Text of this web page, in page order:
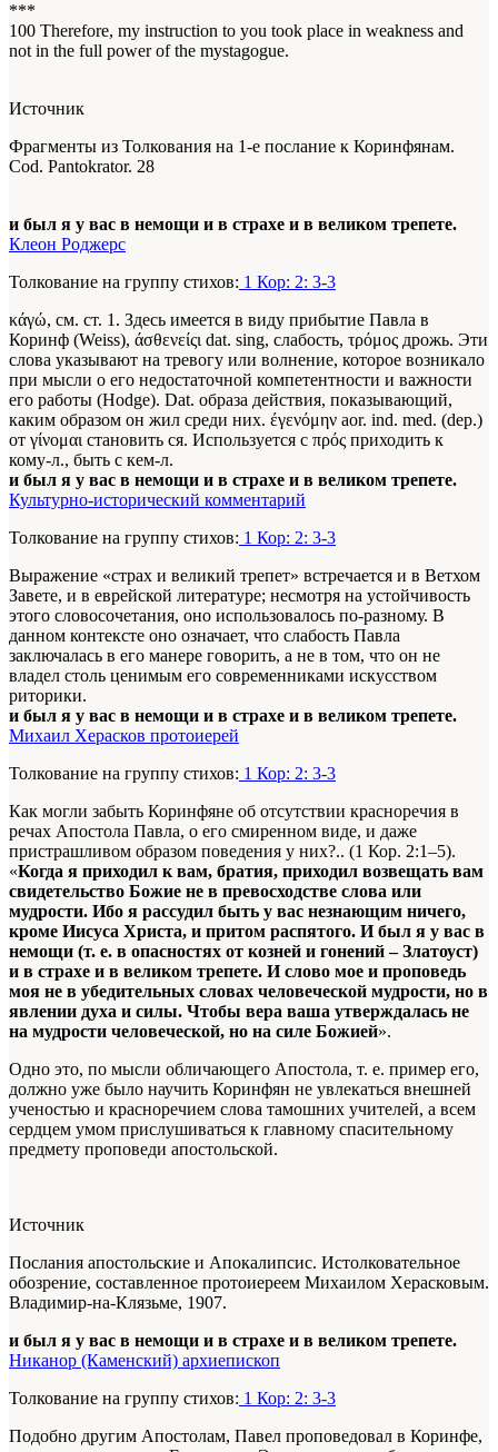
***
100 Therefore, my instruction to you took place in weakness and
not in the full power of the mystagogue.
Источник
Фрагменты из Толкования на 1-е послание к Коринфянам.
Cod. Pantokrator. 28
и был я у вас в немощи и в страхе и в великом трепете.
Клеон Роджерс
Толкование на группу стихов: 1 Кор: 2: 3-3
κάγώ, см. ст. 1. Здесь имеется в виду прибытие Павла в
Коринф (Weiss), άσθενείςι dat. sing, слабость, τρόμος дрожь. Эти
слова указывают на тревогу или волнение, которое возникало
при мысли о его недостаточной компетентности и важности
его работы (Hodge). Dat. образа действия, показывающий,
каким образом он жил среди них. έγενόμην aor. ind. med. (dep.)
от γίνομαι становить ся. Используется с πρός приходить к
кому-л., быть с кем-л.
и был я у вас в немощи и в страхе и в великом трепете.
Культурно-исторический комментарий
Толкование на группу стихов: 1 Кор: 2: 3-3
Выражение «страх и великий трепет» встречается и в Ветхом
Завете, и в еврейской литературе; несмотря на устойчивость
этого словосочетания, оно использовалось по-разному. В
данном контексте оно означает, что слабость Павла
заключалась в его манере говорить, а не в том, что он не
владел столь ценимым его современниками искусством
риторики.
и был я у вас в немощи и в страхе и в великом трепете.
Михаил Херасков протоиерей
Толкование на группу стихов: 1 Кор: 2: 3-3
Как могли забыть Коринфяне об отсутствии красноречия в
речах Апостола Павла, о его смиренном виде, и даже
пристрашливом образом поведения у них?.. (1 Кор. 2:1–5).
«Когда я приходил к вам, братия, приходил возвещать вам
свидетельство Божие не в превосходстве слова или
мудрости. Ибо я рассудил быть у вас незнающим ничего,
кроме Иисуса Христа, и притом распятого. И был я у вас в
немощи (т. е. в опасностях от козней и гонений – Златоуст)
и в страхе и в великом трепете. И слово мое и проповедь
моя не в убедительных словах человеческой мудрости, но в
явлении духа и силы. Чтобы вера ваша утверждалась не
на мудрости человеческой, но на силе Божией».
Одно это, по мысли обличающего Апостола, т. е. пример его,
должно уже было научить Коринфян не увлекаться внешней
ученостью и красноречием слова тамошних учителей, а всем
сердцем умом прислушиваться к главному спасительному
предмету проповеди апостольской.
Источник
Послания апостольские и Апокалипсис. Истолковательное
обозрение, составленное протоиереем Михаилом Херасковым.
Владимир-на-Клязьме, 1907.
и был я у вас в немощи и в страхе и в великом трепете.
Никанор (Каменский) архиепископ
Толкование на группу стихов: 1 Кор: 2: 3-3
Подобно другим Апостолам, Павел проповедовал в Коринфе,